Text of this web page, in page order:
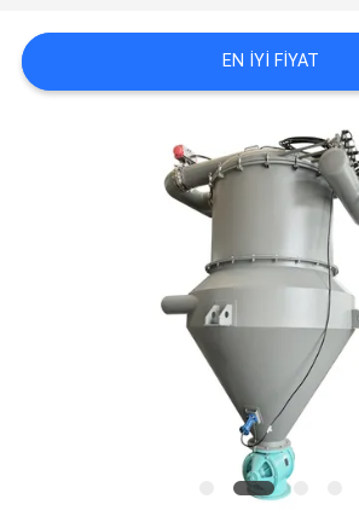
SITE
EN IYI FIYAT